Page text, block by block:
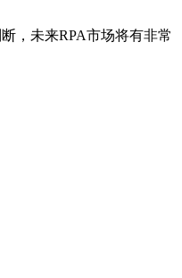
，未来RPA市场将有非常